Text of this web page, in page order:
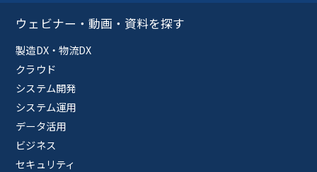
ウェビナー・動画・資料を探す
製造DX・物流DX
クラウド
システム開発
システム運用
データ活用
ビジネス
セキュリティ